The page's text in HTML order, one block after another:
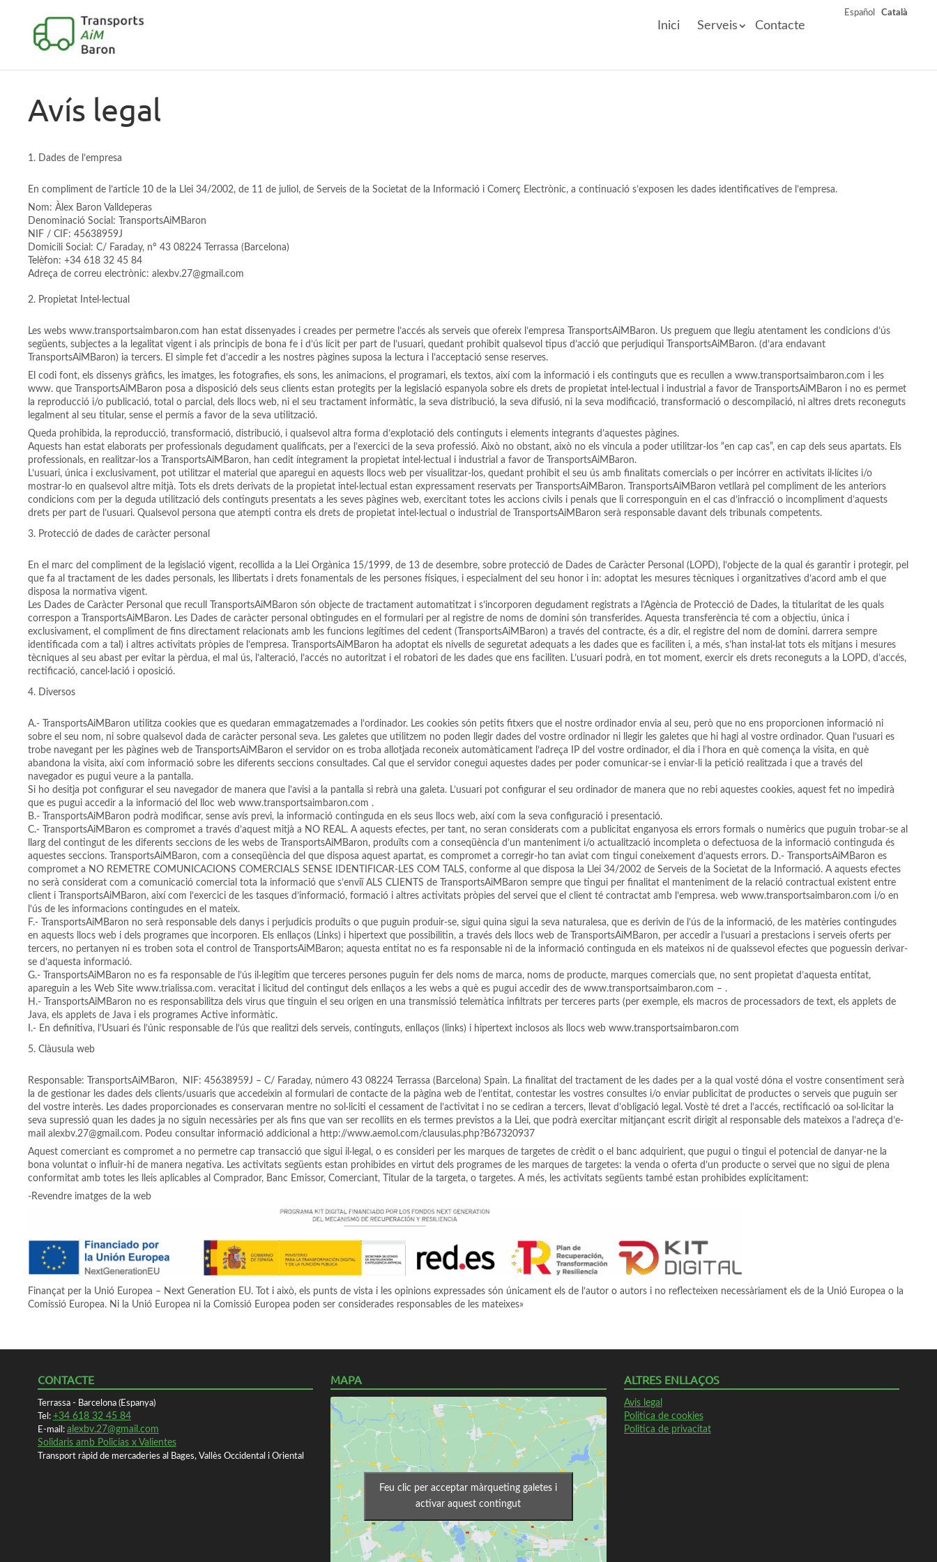
Inici Serveis Contacte
Español Català
Avís legal
Dades de l’empresa
En compliment de l’article 10 de la Llei 34/2002, de 11 de juliol, de Serveis de la Societat de la Informació i Comerç Electrònic, a continuació s’exposen les dades identificatives de l’empresa.
Nom: Àlex Baron Valldeperas
Denominació Social: TransportsAiMBaron
NIF / CIF: 45638959J
Domicili Social: C/ Faraday, nº 43 08224 Terrassa (Barcelona)
Telèfon: +34 618 32 45 84
Adreça de correu electrònic: alexbv.27@gmail.com
Propietat Intel·lectual
Les webs www.transportsaimbaron.com han estat dissenyades i creades per permetre l’accés als serveis que ofereix l’empresa TransportsAiMBaron. Us preguem que llegiu atentament les condicions d’ús
següents, subjectes a la legalitat vigent i als principis de bona fe i d’ús lícit per part de l’usuari, quedant prohibit qualsevol tipus d’acció que perjudiqui TransportsAiMBaron. (d’ara endavant
TransportsAiMBaron) ia tercers. El simple fet d’accedir a les nostres pàgines suposa la lectura i l’acceptació sense reserves.
El codi font, els dissenys gràfics, les imatges, les fotografies, els sons, les animacions, el programari, els textos, així com la informació i els continguts que es recullen a www.transportsaimbaron.com i les
www. que TransportsAiMBaron posa a disposició dels seus clients estan protegits per la legislació espanyola sobre els drets de propietat intel·lectual i industrial a favor de TransportsAiMBaron i no es permet
la reproducció i/o publicació, total o parcial, dels llocs web, ni el seu tractament informàtic, la seva distribució, la seva difusió, ni la seva modificació, transformació o descompilació, ni altres drets reconeguts
legalment al seu titular, sense el permís a favor de la seva utilització.
Queda prohibida, la reproducció, transformació, distribució, i qualsevol altra forma d’explotació dels continguts i elements integrants d’aquestes pàgines.
Aquests han estat elaborats per professionals degudament qualificats, per a l’exercici de la seva professió. Això no obstant, això no els vincula a poder utilitzar-los “en cap cas”, en cap dels seus apartats. Els
professionals, en realitzar-los a TransportsAiMBaron, han cedit íntegrament la propietat intel·lectual i industrial a favor de TransportsAiMBaron.
L’usuari, única i exclusivament, pot utilitzar el material que aparegui en aquests llocs web per visualitzar-los, quedant prohibit el seu ús amb finalitats comercials o per incórrer en activitats il·lícites i/o
mostrar-lo en qualsevol altre mitjà. Tots els drets derivats de la propietat intel·lectual estan expressament reservats per TransportsAiMBaron. TransportsAiMBaron vetllarà pel compliment de les anteriors
condicions com per la deguda utilització dels continguts presentats a les seves pàgines web, exercitant totes les accions civils i penals que li corresponguin en el cas d’infracció o incompliment d’aquests
drets per part de l’usuari. Qualsevol persona que atempti contra els drets de propietat intel·lectual o industrial de TransportsAiMBaron serà responsable davant dels tribunals competents.
Protecció de dades de caràcter personal
En el marc del compliment de la legislació vigent, recollida a la Llei Orgànica 15/1999, de 13 de desembre, sobre protecció de Dades de Caràcter Personal (LOPD), l’objecte de la qual és garantir i protegir, pel
que fa al tractament de les dades personals, les llibertats i drets fonamentals de les persones físiques, i especialment del seu honor i in: adoptat les mesures tècniques i organitzatives d’acord amb el que
disposa la normativa vigent.
Les Dades de Caràcter Personal que recull TransportsAiMBaron són objecte de tractament automatitzat i s’incorporen degudament registrats a l’Agència de Protecció de Dades, la titularitat de les quals
correspon a TransportsAiMBaron. Les Dades de caràcter personal obtingudes en el formulari per al registre de noms de domini són transferides. Aquesta transferència té com a objectiu, única i
exclusivament, el compliment de fins directament relacionats amb les funcions legítimes del cedent (TransportsAiMBaron) a través del contracte, és a dir, el registre del nom de domini. darrera sempre
identificada com a tal) i altres activitats pròpies de l’empresa. TransportsAiMBaron ha adoptat els nivells de seguretat adequats a les dades que es faciliten i, a més, s’han instal·lat tots els mitjans i mesures
tècniques al seu abast per evitar la pèrdua, el mal ús, l’alteració, l’accés no autoritzat i el robatori de les dades que ens faciliten. L’usuari podrà, en tot moment, exercir els drets reconeguts a la LOPD, d’accés,
rectificació, cancel·lació i oposició.
Diversos
A.- TransportsAiMBaron utilitza cookies que es quedaran emmagatzemades a l’ordinador. Les cookies són petits fitxers que el nostre ordinador envia al seu, però que no ens proporcionen informació ni
sobre el seu nom, ni sobre qualsevol dada de caràcter personal seva. Les galetes que utilitzem no poden llegir dades del vostre ordinador ni llegir les galetes que hi hagi al vostre ordinador. Quan l’usuari es
trobe navegant per les pàgines web de TransportsAiMBaron el servidor on es troba allotjada reconeix automàticament l’adreça IP del vostre ordinador, el dia i l’hora en què comença la visita, en què
abandona la visita, així com informació sobre les diferents seccions consultades. Cal que el servidor conegui aquestes dades per poder comunicar-se i enviar-li la petició realitzada i que a través del
navegador es pugui veure a la pantalla.
Si ho desitja pot configurar el seu navegador de manera que l’avisi a la pantalla si rebrà una galeta. L’usuari pot configurar el seu ordinador de manera que no rebi aquestes cookies, aquest fet no impedirà
que es pugui accedir a la informació del lloc web www.transportsaimbaron.com .
B.- TransportsAiMBaron podrà modificar, sense avís previ, la informació continguda en els seus llocs web, així com la seva configuració i presentació.
C.- TransportsAiMBaron es compromet a través d’aquest mitjà a NO REAL. A aquests efectes, per tant, no seran considerats com a publicitat enganyosa els errors formals o numèrics que puguin trobar-se al
llarg del contingut de les diferents seccions de les webs de TransportsAiMBaron, produïts com a conseqüència d’un manteniment i/o actualització incompleta o defectuosa de la informació continguda és
aquestes seccions. TransportsAiMBaron, com a conseqüència del que disposa aquest apartat, es compromet a corregir-ho tan aviat com tingui coneixement d’aquests errors. D.- TransportsAiMBaron es
compromet a NO REMETRE COMUNICACIONS COMERCIALS SENSE IDENTIFICAR-LES COM TALS, conforme al que disposa la Llei 34/2002 de Serveis de la Societat de la Informació. A aquests efectes
no serà considerat com a comunicació comercial tota la informació que s’enviï ALS CLIENTS de TransportsAiMBaron sempre que tingui per finalitat el manteniment de la relació contractual existent entre
client i TransportsAiMBaron, així com l’exercici de les tasques d’informació, formació i altres activitats pròpies del servei que el client té contractat amb l’empresa. web www.transportsaimbaron.com i/o en
l’ús de les informacions contingudes en el mateix.
F.- TransportsAiMBaron no serà responsable dels danys i perjudicis produïts o que puguin produir-se, sigui quina sigui la seva naturalesa, que es derivin de l’ús de la informació, de les matèries contingudes
en aquests llocs web i dels programes que incorporen. Els enllaços (Links) i hipertext que possibilitin, a través dels llocs web de TransportsAiMBaron, per accedir a l’usuari a prestacions i serveis oferts per
tercers, no pertanyen ni es troben sota el control de TransportsAiMBaron; aquesta entitat no es fa responsable ni de la informació continguda en els mateixos ni de qualssevol efectes que poguessin derivar-
se d’aquesta informació.
G.- TransportsAiMBaron no es fa responsable de l’ús il·legítim que terceres persones puguin fer dels noms de marca, noms de producte, marques comercials que, no sent propietat d’aquesta entitat,
apareguin a les Web Site www.trialissa.com. veracitat i licitud del contingut dels enllaços a les webs a què es pugui accedir des de www.transportsaimbaron.com – .
H.- TransportsAiMBaron no es responsabilitza dels virus que tinguin el seu origen en una transmissió telemàtica infiltrats per terceres parts (per exemple, els macros de processadors de text, els applets de
Java, els applets de Java i els programes Active informàtic.
I.- En definitiva, l’Usuari és l’únic responsable de l’ús que realitzi dels serveis, continguts, enllaços (links) i hipertext inclosos als llocs web www.transportsaimbaron.com
Clàusula web
Responsable: TransportsAiMBaron, NIF: 45638959J – C/ Faraday, número 43 08224 Terrassa (Barcelona) Spain. La finalitat del tractament de les dades per a la qual vosté dóna el vostre consentiment serà
la de gestionar les dades dels clients/usuaris que accedeixin al formulari de contacte de la pàgina web de l’entitat, contestar les vostres consultes i/o enviar publicitat de productes o serveis que puguin ser
del vostre interès. Les dades proporcionades es conservaran mentre no sol·liciti el cessament de l’activitat i no se cediran a tercers, llevat d’obligació legal. Vostè té dret a l’accés, rectificació oa sol·licitar la
seva supressió quan les dades ja no siguin necessàries per als fins que van ser recollits en els termes previstos a la Llei, que podrà exercitar mitjançant escrit dirigit al responsable dels mateixos a l’adreça d’e-
mail alexbv.27@gmail.com. Podeu consultar informació addicional a http://www.aemol.com/clausulas.php?B67320937
Aquest comerciant es compromet a no permetre cap transacció que sigui il·legal, o es consideri per les marques de targetes de crèdit o el banc adquirient, que pugui o tingui el potencial de danyar-ne la
bona voluntat o influir-hi de manera negativa. Les activitats següents estan prohibides en virtut dels programes de les marques de targetes: la venda o oferta d’un producte o servei que no sigui de plena
conformitat amb totes les lleis aplicables al Comprador, Banc Emissor, Comerciant, Titular de la targeta, o targetes. A més, les activitats següents també estan prohibides explícitament:
-Revendre imatges de la web
Finançat per la Unió Europea – Next Generation EU. Tot i això, els punts de vista i les opinions expressades són únicament els de l’autor o autors i no reflecteixen necessàriament els de la Unió Europea o la
Comissió Europea. Ni la Unió Europea ni la Comissió Europea poden ser considerades responsables de les mateixes»
CONTACTE
Terrassa - Barcelona (Espanya)
Tel: +34 618 32 45 84
E-mail: alexbv.27@gmail.com
Solidaris amb Policias x Valientes
Transport ràpid de mercaderies al Bages, Vallès Occidental i Oriental
MAPA
Feu clic per acceptar màrqueting galetes i
activar aquest contingut
ALTRES ENLLAÇOS
Avis legal
Politica de cookies
Politica de privacitat